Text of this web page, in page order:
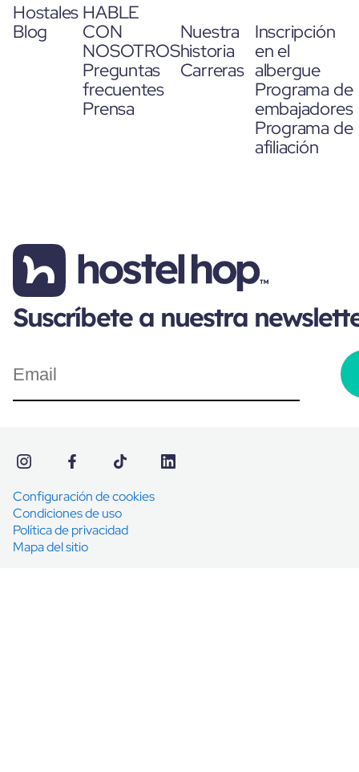
Hostales
Blog
HABLE
CON
NOSOTROS
Preguntas
frecuentes
Prensa
Nuestra
historia
Carreras
Inscripción
en el
albergue
Programa de
embajadores
Programa de
afiliación
Suscríbete a nuestra
Configuración de cookies
Condiciones de uso
Política de privacidad
Mapa del sitio